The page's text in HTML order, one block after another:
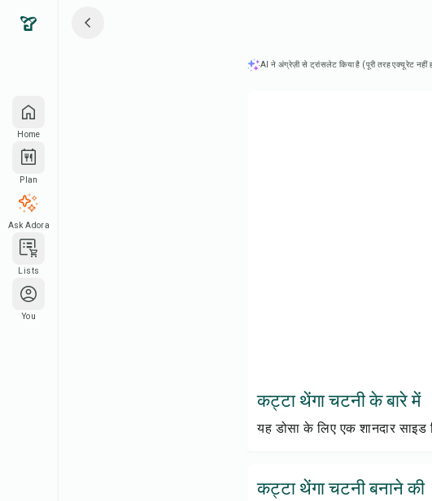
Home
Plan
Ask Adora
Lists
You
AI ने अंग्रेज़ी से ट्रांसलेट किया है (पूरी तरह एक्यूरेट नहीं
कट्टा थेंगा चटनी के बारे में
यह डोसा के लिए एक शानदार साइड
कट्टा थेंगा चटनी बनाने की